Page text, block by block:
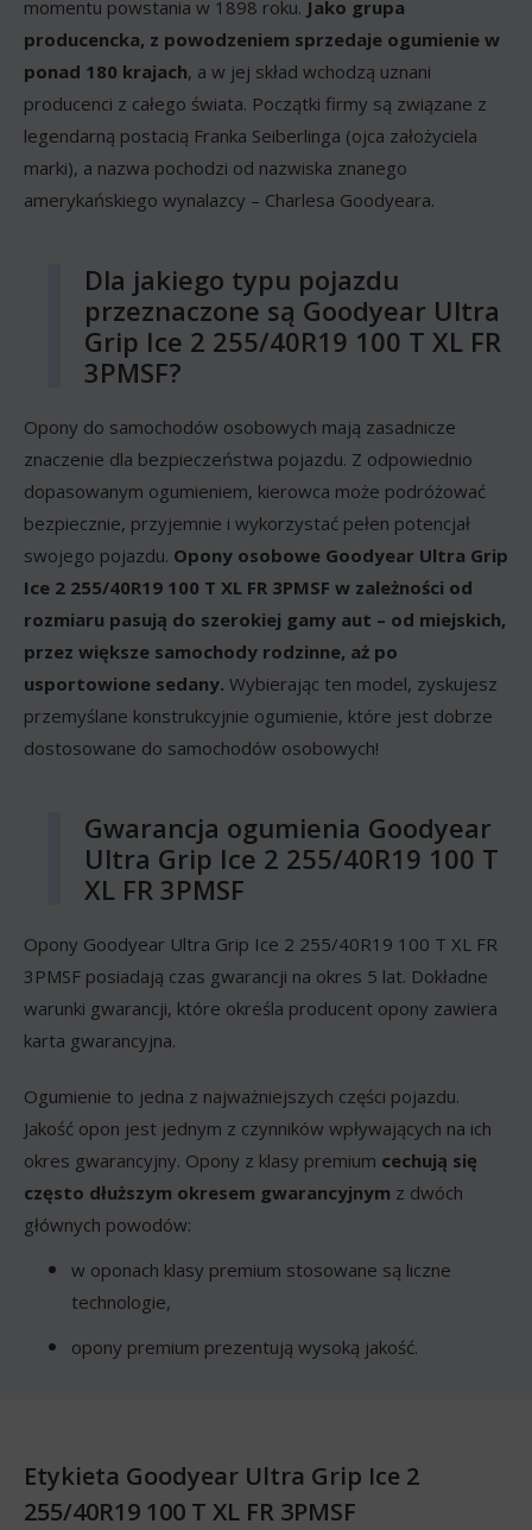
momentu powstania w 1898 roku. Jako grupa
producencka, z powodzeniem sprzedaje ogumienie w
ponad 180 krajach, a w jej skład wchodzą uznani
producenci z całego świata. Początki firmy są związane z
legendarną postacią Franka Seiberlinga (ojca założyciela
marki), a nazwa pochodzi od nazwiska znanego
amerykańskiego wynalazcy – Charlesa Goodyeara.
Dla jakiego typu pojazdu
przeznaczone są Goodyear Ultra
Grip Ice 2 255/40R19 100 T XL FR
3PMSF?
Opony do samochodów osobowych mają zasadnicze
znaczenie dla bezpieczeństwa pojazdu. Z odpowiednio
dopasowanym ogumieniem, kierowca może podróżować
bezpiecznie, przyjemnie i wykorzystać pełen potencjał
swojego pojazdu. Opony osobowe Goodyear Ultra Grip
Ice 2 255/40R19 100 T XL FR 3PMSF w zależności od
rozmiaru pasują do szerokiej gamy aut – od miejskich,
przez większe samochody rodzinne, aż po
usportowione sedany. Wybierając ten model, zyskujesz
przemyślane konstrukcyjnie ogumienie, które jest dobrze
dostosowane do samochodów osobowych!
Gwarancja ogumienia Goodyear
Ultra Grip Ice 2 255/40R19 100 T
XL FR 3PMSF
Opony Goodyear Ultra Grip Ice 2 255/40R19 100 T XL FR
3PMSF posiadają czas gwarancji na okres 5 lat. Dokładne
warunki gwarancji, które określa producent opony zawiera
karta gwarancyjna.
Ogumienie to jedna z najważniejszych części pojazdu.
Jakość opon jest jednym z czynników wpływających na ich
okres gwarancyjny. Opony z klasy premium cechują się
często dłuższym okresem gwarancyjnym z dwóch
głównych powodów:
w oponach klasy premium stosowane są liczne
technologie,
opony premium prezentują wysoką jakość.
Etykieta Goodyear Ultra Grip Ice 2
255/40R19 100 T XL FR 3PMSF